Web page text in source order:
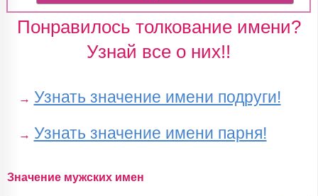
Понравилось толкование имени?
Узнай все о них!!
→ Узнать значение имени подруги!
→ Узнать значение имени парня!
Значение мужских имен